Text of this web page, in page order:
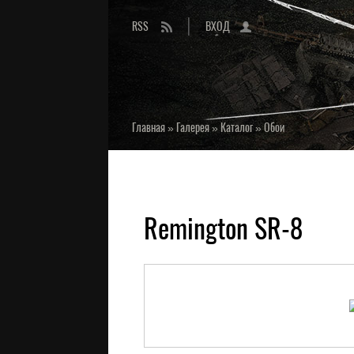
RSS ВХОД
Главная» Галерея»Каталог»Обои
Remington SR-8